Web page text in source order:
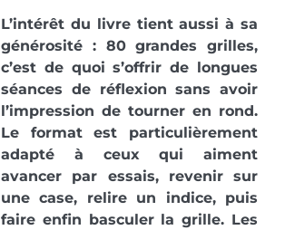
L’intérêt du livre tient aussi à sa
générosité : 80 grandes grilles,
c’est de quoi s’offrir de longues
séances de réflexion sans avoir
l’impression de tourner en rond.
Le format est particulièrement
adapté à ceux qui aiment
avancer par essais, revenir sur
une case, relire un indice, puis
faire enfin basculer la grille. Les